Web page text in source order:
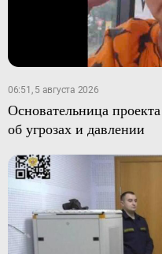
06:51, 5 августа 2026
Основательница
об угрозах и давлении